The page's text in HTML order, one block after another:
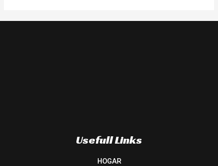
Usefull Links
HOGAR